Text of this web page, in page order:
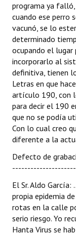
programa ya
cuando ese perro
vacunó, se lo
determinado
ocupando el
incorporarlo al
definitiva, tienen
Letras en que
artículo 190, con
para decir el 190
que no se podía
Con lo cual creo
diferente a la
Defecto de
El Sr. Aldo García:
propia epidemia
rotas en la calle
serio riesgo. Yo
Hanta Virus se